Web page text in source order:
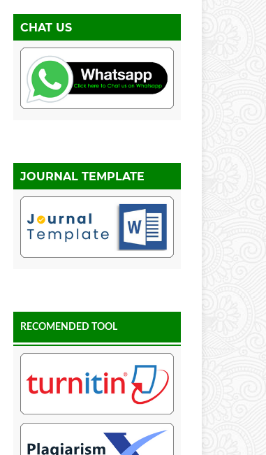
CHAT US
JOURNAL TEMPLATE
RECOMENDED TOOL